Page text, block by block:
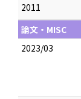
2011
論文・MISC
2023/03